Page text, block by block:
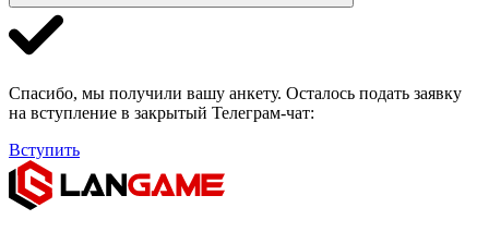
Спасибо, мы получили вашу анкету. Осталось подать заявку
на вступление в закрытый Телеграм-чат:
Вступить